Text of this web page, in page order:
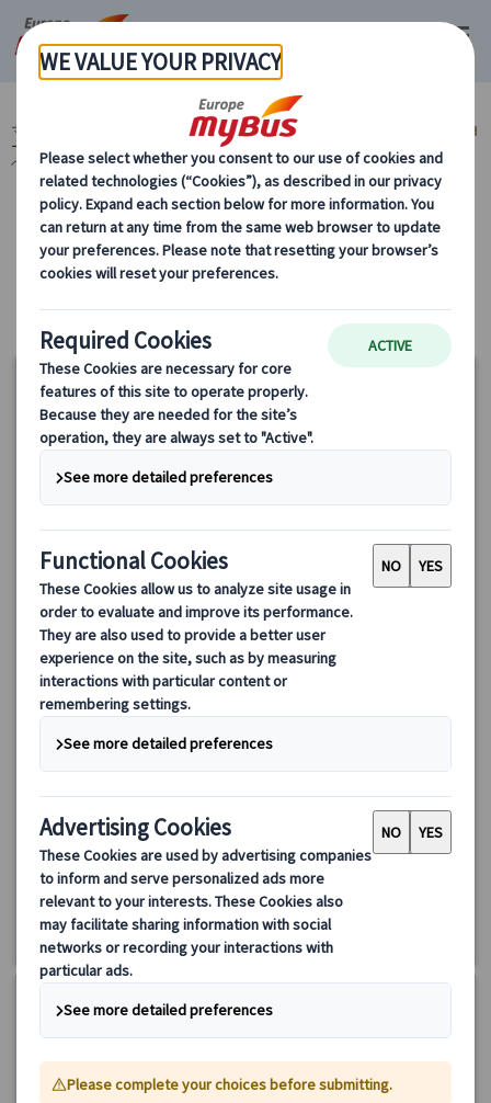
マイバス・ヨーロッパ ヨーロッパ周遊『ランドクルーズ』とは？ (59)
ヨ
ーロッパ周遊旅行『ランドクルーズ』 (59)
ベルク(ドイツ) (3)
カテゴリーから探す
人気の観光地 ハイデルベルク(ドイツ)
ランドクルーズ｜パリ・ルクセンブルクとドイツ・ロマンチッ
ク街道7日間（パリ発ミュンヘン着）
マンチック街道、ノイシュバンシュタイン城など人気観光地を効
1026.00 EUR 923.40 EUR
4.0 (1件)
詳細を見る
火曜日
7日間